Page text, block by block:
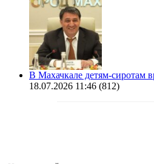
В Махачкале детям-сиротам
18.07.2026 11:46 (812)